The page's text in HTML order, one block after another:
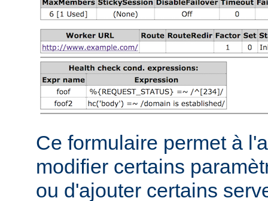
Ce formulaire permet à
modifier certains
ou d'ajouter certains